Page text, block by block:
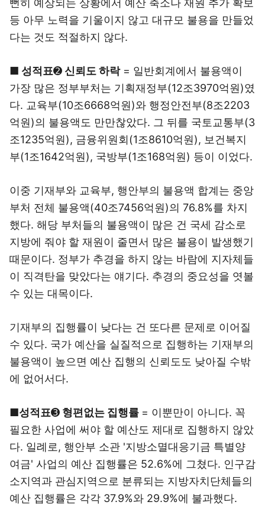
뻔히 예상되는 상황에서 예산 축소나 재원 추가 확보
등 아무 노력을 기울이지 않고 대규모 불용을 만들었
다는 것도 적절하지 않다.
■ 성적표➋ 신뢰도 하락= 일반회계에서 불용액이
가장 많은 정부부처는 기획재정부(12조3970억원)였
다. 교육부(10조6668억원)와 행정안전부(8조2203
억원)의 불용액도 만만찮았다. 그 뒤를 국토교통부(3
조1235억원), 금융위원회(1조8610억원), 보건복지
부(1조1642억원), 국방부(1조168억원) 등이 이었다.
이중 기재부와 교육부, 행안부의 불용액 합계는 중앙
부처 전체 불용액(40조7456억원)의 76.8%를 차지
했다. 해당 부처들의 불용액이 많은 건 국세 감소로
지방에 줘야 할 재원이 줄면서 많은 불용이 발생했기
때문이다. 정부가 추경을 하지 않는 바람에 지자체들
이 직격탄을 맞았다는 얘기다. 추경의 중요성을 엿볼
수 있는 대목이다.
기재부의 집행률이 낮다는 건 또다른 문제로 이어질
수 있다. 국가 예산을 실질적으로 집행하는 기재부의
불용액이 높으면 예산 집행의 신뢰도도 낮아질 수밖
에 없어서다.
■성적표➌ 형편없는 집행률 = 이뿐만이 아니다. 꼭
필요한 사업에 써야 할 예산도 제대로 집행하지 않았
다. 일례로, 행안부 소관 '지방소멸대응기금 특별양
여금' 사업의 예산 집행률은 52.6%에 그쳤다. 인구감
소지역과 관심지역으로 분류되는 지방자치단체들의
예산 집행률은 각각 37.9%와 29.9%에 불과했다.